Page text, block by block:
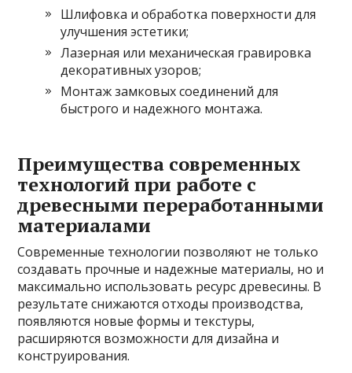
Шлифовка и обработка поверхности для
улучшения эстетики;
Лазерная или механическая гравировка
декоративных узоров;
Монтаж замковых соединений для
быстрого и надежного монтажа.
Преимущества современных
технологий при работе с
древесными переработанными
материалами
Современные технологии позволяют не только
создавать прочные и надежные материалы, но и
максимально использовать ресурс древесины. В
результате снижаются отходы производства,
появляются новые формы и текстуры,
расширяются возможности для дизайна и
конструирования.